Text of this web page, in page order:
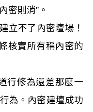
密則消”。
立不了內密壇場！
核實所有稱內密的
行修為還差那麼一
為。內密建壇成功